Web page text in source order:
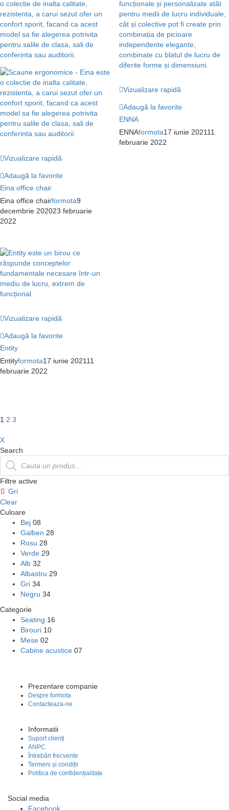
Vizualizare rapidă
Adaugă la favorite
Eina office chair
Eina office chairformota9
decembrie 202023 februarie
2022
Vizualizare rapidă
Adaugă la favorite
ENNA
ENNAformota17 iunie 202111
februarie 2022
Vizualizare rapidă
Adaugă la favorite
Entity
Entityformota17 iunie 202111
februarie 2022
1 2 3
X
Search
Products
search
Filtre active
Gri
Clear
Culoare
Bej 08
Galben 28
Rosu 28
Verde 29
Alb 32
Albastru 29
Gri 34
Negru 34
Categorie
Seating 16
Birouri 10
Mese 02
Cabine acustice 07
Prezentare companie
Despre formota
Contacteaza-ne
Informatii
Suport clienți
ANPC
Întrebări frecvente
Termeni și condiții
Politica de confidențialitate
Social media